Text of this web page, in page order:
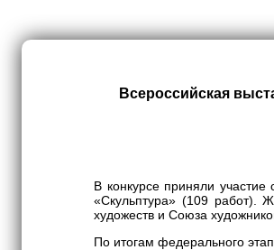
Всероссийская
В конкурсе приняли
«Скульптура» (109 работ).
художеств и Союза
По итогам федерального